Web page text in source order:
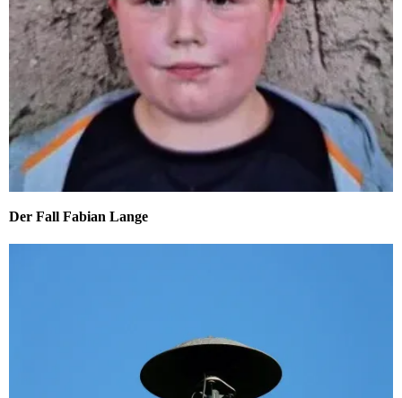
Der Fall Fabian Lange